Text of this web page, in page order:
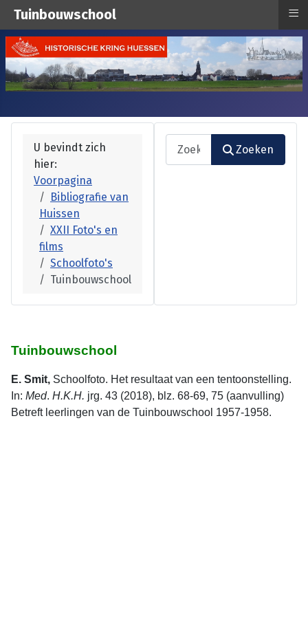
U bevindt zich
hier:
Voorpagina
Bibliografie van
Huissen
XXII Foto's en
films
Schoolfoto's
Tuinbouwschool
Zoeken
Zoeken
Tuinbouwschool
E. Smit, Schoolfoto. Het resultaat van een tentoonstelling.
In: Med. H.K.H. jrg. 43 (2018), blz. 68-69, 75 (aanvulling)
Betreft leerlingen van de Tuinbouwschool 1957-1958.
Tuinbouwschool ≡